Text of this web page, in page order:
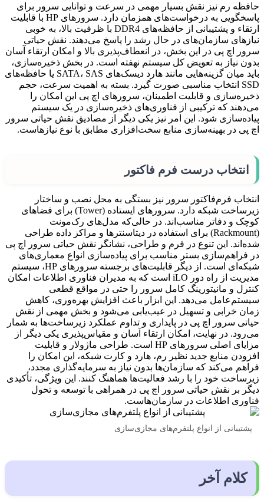
حافظه رم نیز نقش بسیار مهمی در سرعت و توانایی سرور برای
پاسخگویی به درخواست‌های همزمان دارد. سرورهای HP با قابلیت
ارتقاء و پشتیبانی از حافظه‌های DDR4 با ظرفیت بالا، به خوبی
نیازهای سازمان‌های در حال رشد را پاسخ می‌دهند. نقش حیاتی
سرور اچ پی در این بخش، در انعطاف‌پذیری بالا و امکان ارتقاء آسان
بدون نیاز به تعویض کل سیستم نهفته است. در بخش ذخیره‌سازی،
باید میان گزینه‌هایی مانند هارد دیسک‌های SATA، SAS یا حافظه‌های
SSD انتخاب مناسبی صورت گیرد. بسته به اهمیت سرعت، حجم
ذخیره‌سازی و قابلیت اطمینان، سرورهای اچ پی این امکان را
می‌دهند که ترکیبی از فناوری‌های ذخیره‌سازی در یک سیستم
پیاده‌سازی شود. این امر نیز یکی دیگر از مصادیق نقش حیاتی سرور
اچ پی در بهینه‌سازی منابع سخت‌افزاری مطابق با نوع نیازهاست.
انتخاب درست فرم فاکتور
انتخاب فرم‌فاکتور سرور نیز بستگی به محل نصب و ساختار
زیرساخت شبکه دارد. سرورهای ایستاده (Tower) برای فضاهای
کوچک و دفاتر مناسب‌اند. در حالی‌که مدل‌های رک‌مونت
(Rackmount) برای استفاده در دیتاسنترها و مراکز داده طراحی
شده‌اند. این تنوع در فرم و طراحی، نشانگر نقش حیاتی سرور اچ پی
در فراهم‌سازی بستر مناسب برای پیاده‌سازی انواع معماری‌های
شبکه‌ای است. از دیگر قابلیت‌های برجسته سرورهای HP، سیستم
مدیریت از راه دور iLO است که به مدیران فناوری اطلاعات امکان
کنترل و مانیتورینگ کامل سرور را حتی در مواقع قطعی
سیستم‌عامل می‌دهد. این ابزار باعث افزایش بهره‌وری، کاهش
زمان خرابی و تسهیل در عیب‌یابی می‌شود و بخش مهمی از نقش
حیاتی سرور اچ پی در پایداری و تداوم عملکرد زیرساخت‌ها به شمار
می‌رود. در نهایت، امکان ارتقاء آسان و مقیاس‌پذیری یکی دیگر از
مزایای اصلی سرورهای HP است. طراحی ماژولار و قابلیت
افزودن منابع جدید نظیر رم، هارد و کارت شبکه، این امکان را
فراهم می‌کند که سازمان‌ها بدون نیاز به سرمایه‌گذاری مجدد،
زیرساخت خود را با رشد فعالیت‌ها هماهنگ کنند. این ویژگی، تأکیدی
دیگر بر نقش حیاتی سرور اچ پی در همراهی با توسعه و تحول
فناوری اطلاعات در سازمان‌هاست.
پشتیبانی از انواع پلتفرم‌های مجازی‌سازی
کلام آخر